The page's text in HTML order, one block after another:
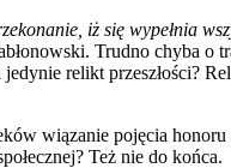
iż się wypełnia
Trudno chyba o
relikt przeszłości?
wiązanie pojęcia
Też nie do końca.